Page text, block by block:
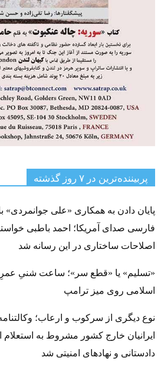
پربیننده‌ترین‌ در ۷ روز گذشته
پایان دادن به همکاری «علی جوانمردی»
فارسی صدای آمریکا؛ احمد باطبی
اصلاحات ساختاری در این رسانه شد
«تسلیم» یا «قطع سر»؛ ساعت شنیِ
اسلامی روی میز ترامپ
نوع دیگری از سرکوب و ارعاب؛
ایرانیان خارج کشور مشروط به استعلام
دادستانی و نهادهای امنیتی شد